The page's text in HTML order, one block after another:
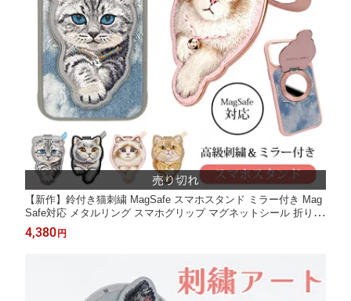
【新作】鈴付き猫刺繍 MagSafe スマホスタンド ミラー付き Mag
Safe対応 メタルリング スマホグリップ マグネットシール 折りた
たみ式 360°回転 磁力強化 瞬間吸着 刺繍 かわいい iphone x 11 12
13 14 15 16 17 MagSafe充電 ワイヤレス充電 プレゼント NIMMY
4,380 円